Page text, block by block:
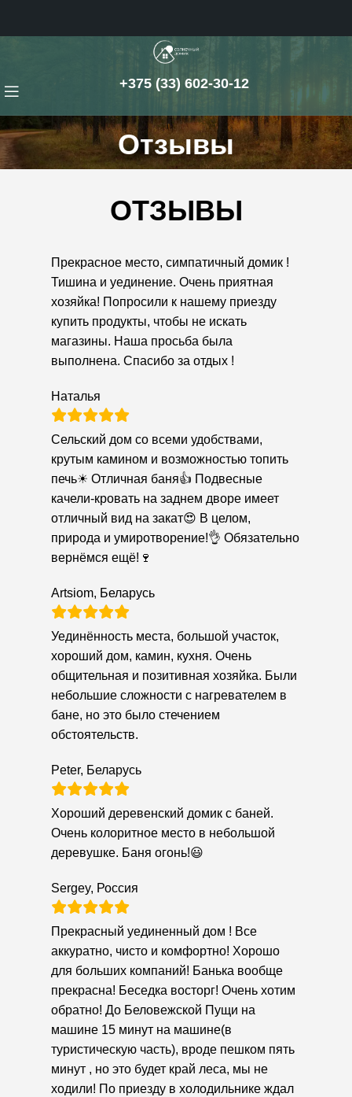
+375 (33) 602-30-12
Отзывы
ОТЗЫВЫ
Прекрасное место, симпатичный домик !
Тишина и уединение. Очень приятная
хозяйка! Попросили к нашему приезду
купить продукты, чтобы не искать
магазины. Наша просьба была
выполнена. Спасибо за отдых !
Наталья
Сельский дом со всеми удобствами,
крутым камином и возможностью топить
печь☀ Отличная баня👍 Подвесные
качели-кровать на заднем дворе имеет
отличный вид на закат😍 В целом,
природа и умиротворение!👌 Обязательно
вернёмся ещё!🍷
Artsiom, Беларусь
Уединённость места, большой участок,
хороший дом, камин, кухня. Очень
общительная и позитивная хозяйка. Были
небольшие сложности с нагревателем в
бане, но это было стечением
обстоятельств.
Peter, Беларусь
Хороший деревенский домик с баней.
Очень колоритное место в небольшой
деревушке. Баня огонь!😃
Sergey, Россия
Прекрасный уединенный дом ! Все
аккуратно, чисто и комфортно! Хорошо
для больших компаний! Банька вообще
прекрасна! Беседка восторг! Очень хотим
обратно! До Беловежской Пущи на
машине 15 минут на машине(в
туристическую часть), вроде пешком пять
минут , но это будет край леса, мы не
ходили! По приезду в холодильнике ждал